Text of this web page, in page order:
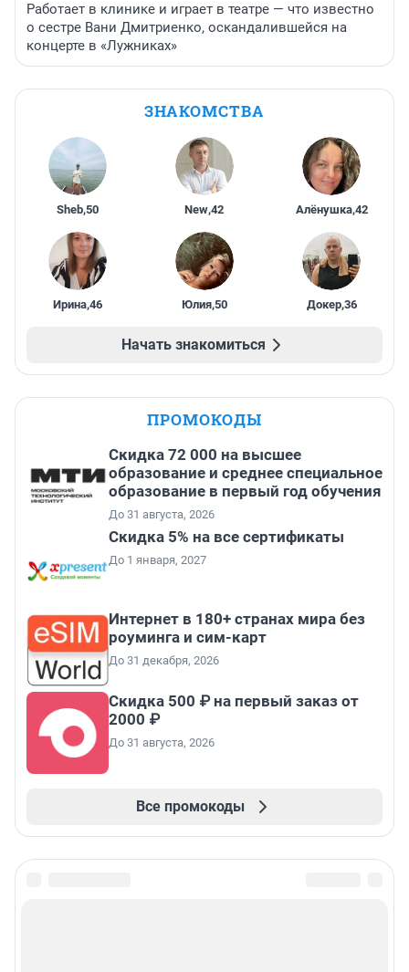
Работает в клинике и играет в театре — что известно
о сестре Вани Дмитриенко, оскандалившейся на
концерте в «Лужниках»
ЗНАКОМСТВА
Sheb,50 New,42 Алёнушка,42
Ирина,46 Юлия,50 Докер,36
Начать знакомиться
ПРОМОКОДЫ
Скидка 72 000 на высшее
образование и среднее специальное
образование в первый год обучения
До 31 августа, 2026
Скидка 5% на все сертификаты
До 1 января, 2027
Интернет в 180+ странах мира без
роуминга и сим-карт
До 31 декабря, 2026
Скидка 500 ₽ на первый заказ от
2000 ₽
До 31 августа, 2026
Все промокоды